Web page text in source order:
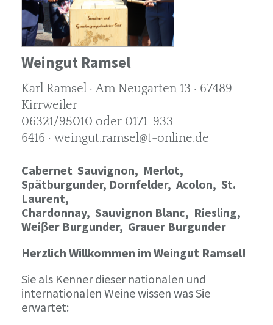
Weingut Ramsel
Karl Ramsel · Am Neugarten 13 · 67489
Kirrweiler
06321/95010 oder 0171-933
6416 · weingut.ramsel@t-online.de
Cabernet Sauvignon, Merlot,
Spätburgunder, Dornfelder, Acolon, St.
Laurent,
Chardonnay, Sauvignon Blanc, Riesling,
Weiβer Burgunder, Grauer Burgunder
Herzlich Willkommen im Weingut Ramsel!
Sie als Kenner dieser nationalen und
internationalen Weine wissen was Sie
erwartet: